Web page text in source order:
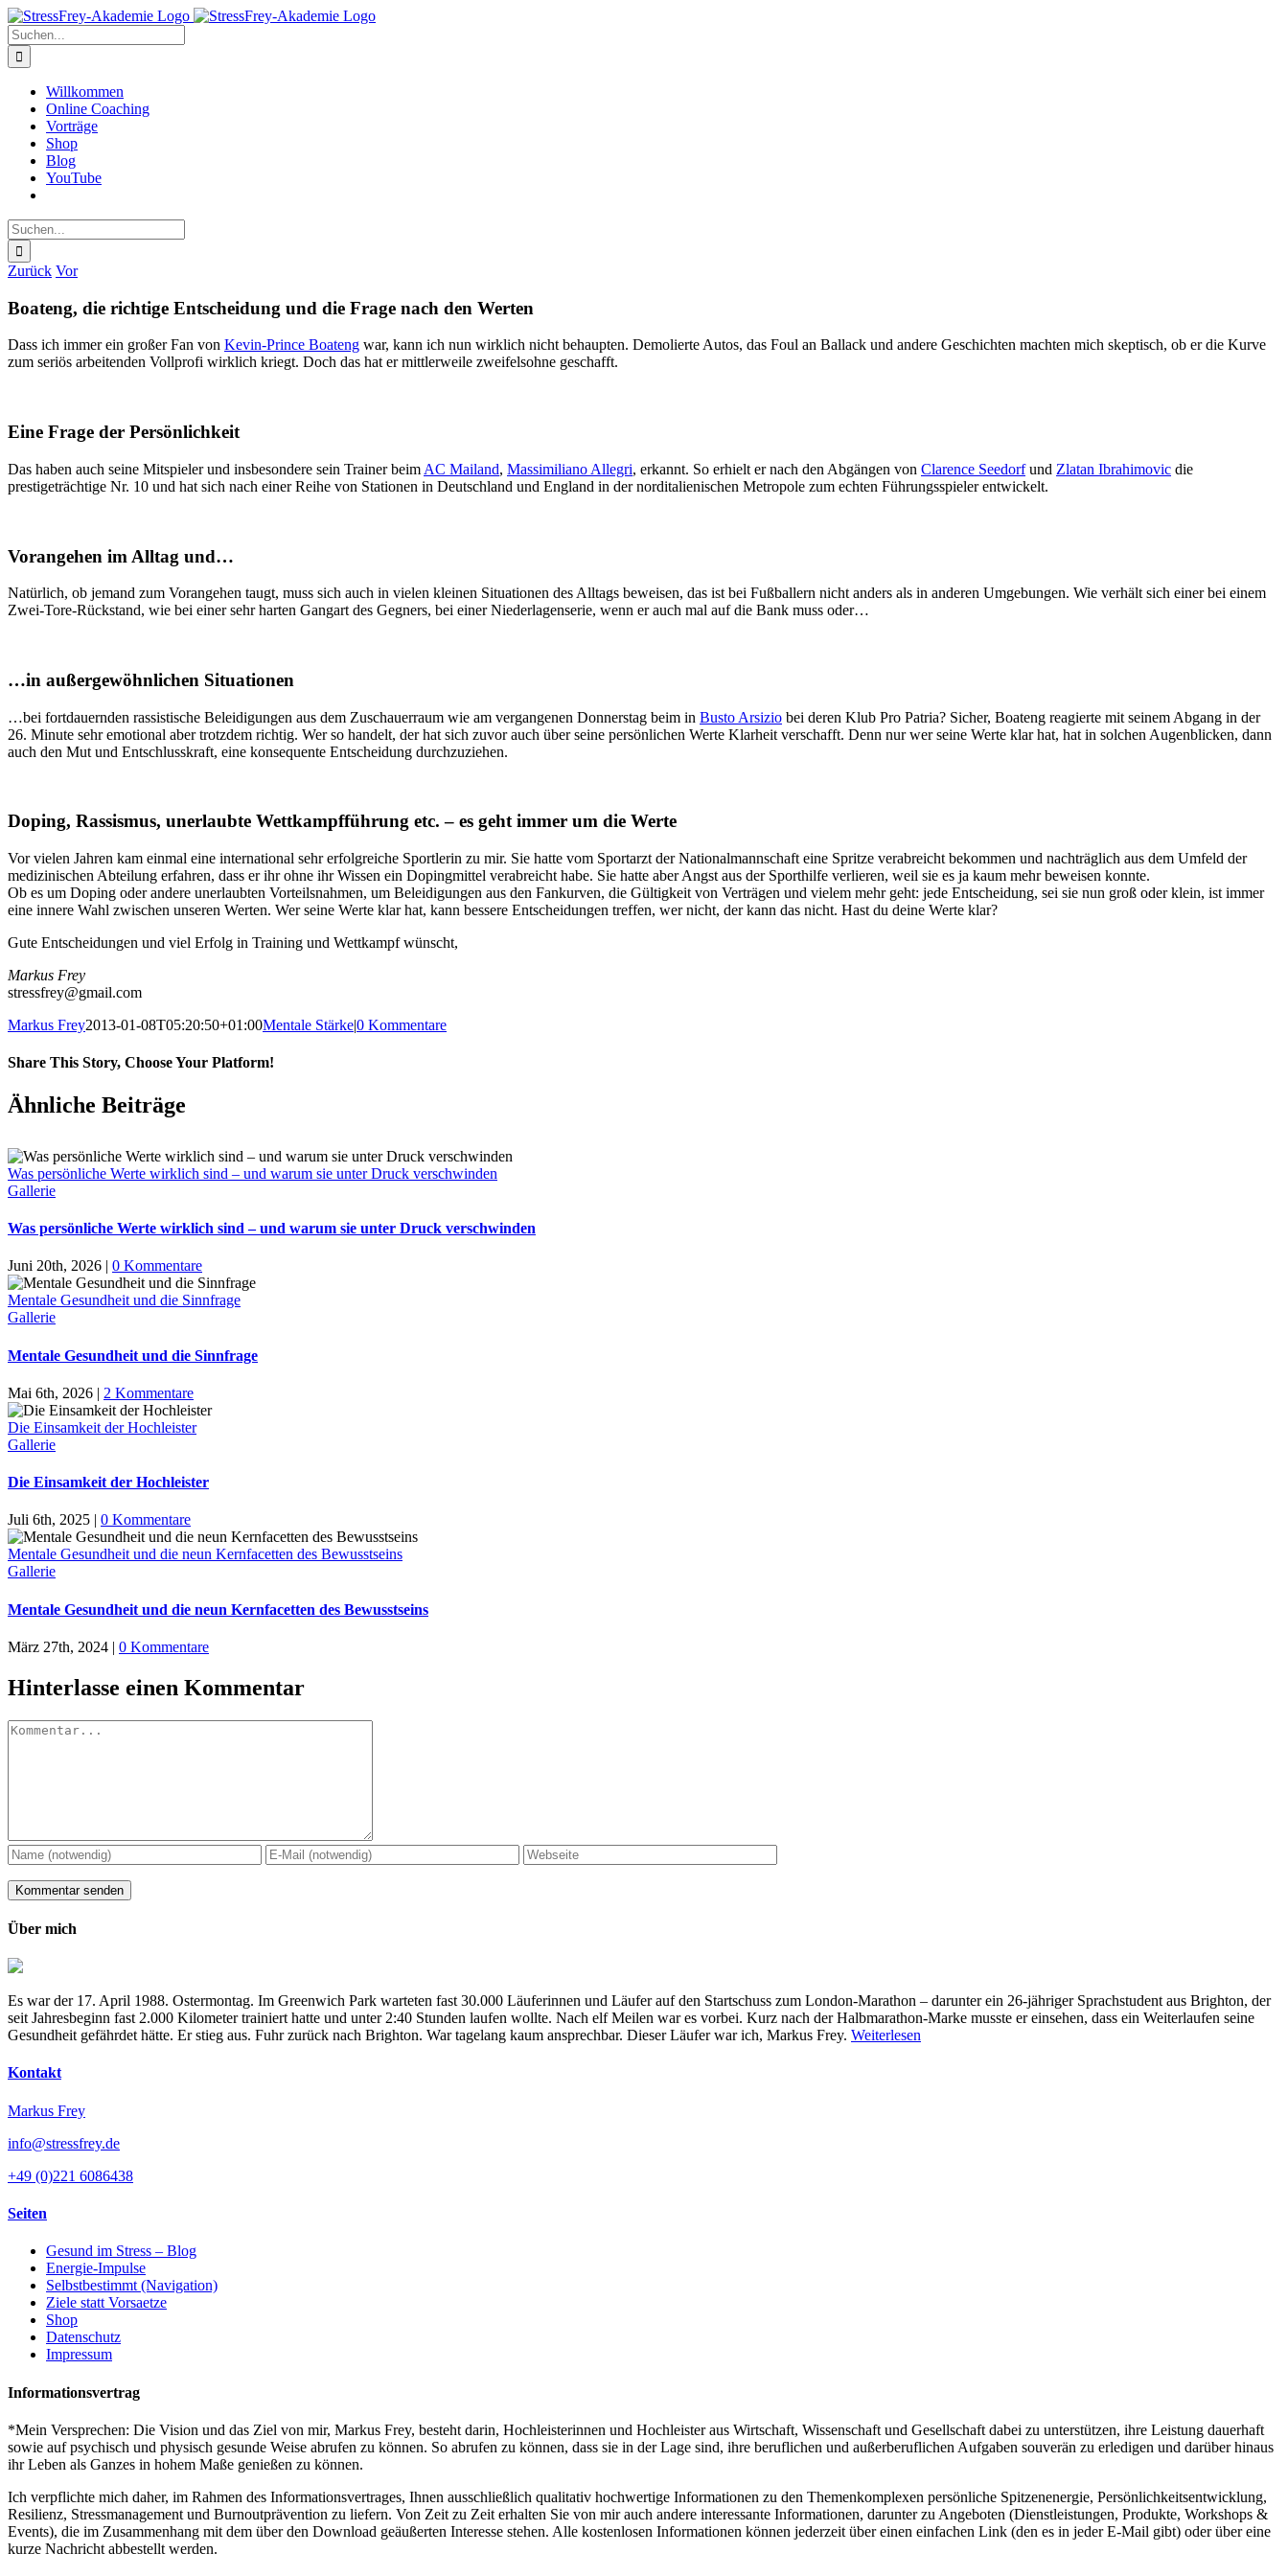
Zum
Inhalt
springen
Suche
nach:
Willkommen
Online Coaching
Vorträge
Shop
Blog
YouTube
Suche
nach:
Zurück Vor
Boateng, die richtige Entscheidung und die Frage nach den Werten
Dass ich immer ein großer Fan von Kevin-Prince Boateng war, kann ich nun wirklich nicht behaupten. Demolierte Autos, das Foul an Ballack und andere Geschichten machten mich skeptisch, ob er die Kurve
zum seriös arbeitenden Vollprofi wirklich kriegt. Doch das hat er mittlerweile zweifelsohne geschafft.
Eine Frage der Persönlichkeit
Das haben auch seine Mitspieler und insbesondere sein Trainer beim AC Mailand, Massimiliano Allegri, erkannt. So erhielt er nach den Abgängen von Clarence Seedorfund Zlatan Ibrahimovic die
prestigeträchtige Nr. 10 und hat sich nach einer Reihe von Stationen in Deutschland und England in der norditalienischen Metropole zum echten Führungsspieler entwickelt.
Vorangehen im Alltag und…
Natürlich, ob jemand zum Vorangehen taugt, muss sich auch in vielen kleinen Situationen des Alltags beweisen, das ist bei Fußballern nicht anders als in anderen Umgebungen. Wie verhält sich einer bei einem
Zwei-Tore-Rückstand, wie bei einer sehr harten Gangart des Gegners, bei einer Niederlagenserie, wenn er auch mal auf die Bank muss oder…
…in außergewöhnlichen Situationen
…bei fortdauernden rassistische Beleidigungen aus dem Zuschauerraum wie am vergangenen Donnerstag beim in Busto Arsizio bei deren Klub Pro Patria? Sicher, Boateng reagierte mit seinem Abgang in der
26. Minute sehr emotional aber trotzdem richtig. Wer so handelt, der hat sich zuvor auch über seine persönlichen Werte Klarheit verschafft. Denn nur wer seine Werte klar hat, hat in solchen Augenblicken, dann
auch den Mut und Entschlusskraft, eine konsequente Entscheidung durchzuziehen.
Doping, Rassismus, unerlaubte Wettkampfführung etc. – es geht immer um die Werte
Vor vielen Jahren kam einmal eine international sehr erfolgreiche Sportlerin zu mir. Sie hatte vom Sportarzt der Nationalmannschaft eine Spritze verabreicht bekommen und nachträglich aus dem Umfeld der
medizinischen Abteilung erfahren, dass er ihr ohne ihr Wissen ein Dopingmittel verabreicht habe. Sie hatte aber Angst aus der Sporthilfe verlieren, weil sie es ja kaum mehr beweisen konnte.
Ob es um Doping oder andere unerlaubten Vorteilsnahmen, um Beleidigungen aus den Fankurven, die Gültigkeit von Verträgen und vielem mehr geht: jede Entscheidung, sei sie nun groß oder klein, ist immer
eine innere Wahl zwischen unseren Werten. Wer seine Werte klar hat, kann bessere Entscheidungen treffen, wer nicht, der kann das nicht. Hast du deine Werte klar?
Gute Entscheidungen und viel Erfolg in Training und Wettkampf wünscht,
Markus Frey
stressfrey@gmail.com
Markus Frey2013-01-08T05:20:50+01:00Mentale Stärke|0 Kommentare
Share This Story, Choose Your Platform!
Ähnliche Beiträge
Was persönliche Werte wirklich sind – und warum sie unter Druck verschwinden
Gallerie
Was persönliche Werte wirklich sind – und warum sie unter Druck verschwinden
Juni 20th, 2026 | 0 Kommentare
Mentale Gesundheit und die Sinnfrage
Gallerie
Mentale Gesundheit und die Sinnfrage
Mai 6th, 2026 | 2 Kommentare
Die Einsamkeit der Hochleister
Gallerie
Die Einsamkeit der Hochleister
Juli 6th, 2025 | 0 Kommentare
Mentale Gesundheit und die neun Kernfacetten des Bewusstseins
Gallerie
Mentale Gesundheit und die neun Kernfacetten des Bewusstseins
März 27th, 2024 | 0 Kommentare
Hinterlasse einen Kommentar
Kommentar
Über mich
Es war der 17. April 1988. Ostermontag. Im Greenwich Park warteten fast 30.000 Läuferinnen und Läufer auf den Startschuss zum London-Marathon – darunter ein 26-jähriger Sprachstudent aus Brighton, der
seit Jahresbeginn fast 2.000 Kilometer trainiert hatte und unter 2:40 Stunden laufen wollte. Nach elf Meilen war es vorbei. Kurz nach der Halbmarathon-Marke musste er einsehen, dass ein Weiterlaufen seine
Gesundheit gefährdet hätte. Er stieg aus. Fuhr zurück nach Brighton. War tagelang kaum ansprechbar. Dieser Läufer war ich, Markus Frey. Weiterlesen
Kontakt
Markus Frey
info@stressfrey.de
+49 (0)221 6086438
Seiten
Gesund im Stress – Blog
Energie-Impulse
Selbstbestimmt (Navigation)
Ziele statt Vorsaetze
Shop
Datenschutz
Impressum
Informationsvertrag
*Mein Versprechen: Die Vision und das Ziel von mir, Markus Frey, besteht darin, Hochleisterinnen und Hochleister aus Wirtschaft, Wissenschaft und Gesellschaft dabei zu unterstützen, ihre Leistung dauerhaft
sowie auf psychisch und physisch gesunde Weise abrufen zu können. So abrufen zu können, dass sie in der Lage sind, ihre beruflichen und außerberuflichen Aufgaben souverän zu erledigen und darüber hinaus
ihr Leben als Ganzes in hohem Maße genießen zu können.
Ich verpflichte mich daher, im Rahmen des Informationsvertrages, Ihnen ausschließlich qualitativ hochwertige Informationen zu den Themenkomplexen persönliche Spitzenenergie, Persönlichkeitsentwicklung,
Resilienz, Stressmanagement und Burnoutprävention zu liefern. Von Zeit zu Zeit erhalten Sie von mir auch andere interessante Informationen, darunter zu Angeboten (Dienstleistungen, Produkte, Workshops &
Events), die im Zusammenhang mit dem über den Download geäußerten Interesse stehen. Alle kostenlosen Informationen können jederzeit über einen einfachen Link (den es in jeder E-Mail gibt) oder über eine
kurze Nachricht abbestellt werden.